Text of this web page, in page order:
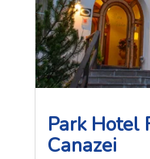
Park Hotel
Canazei